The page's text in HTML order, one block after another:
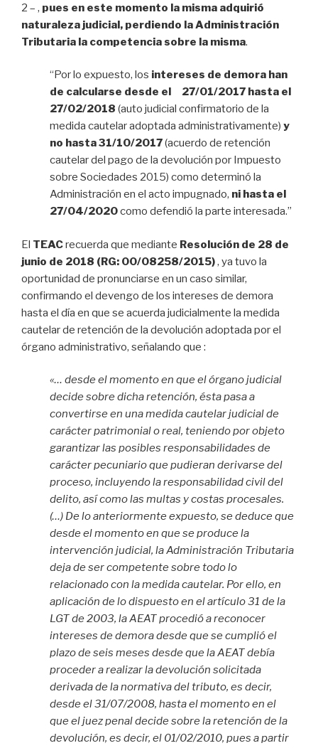
2 – , pues en este momento la misma adquirió
naturaleza judicial, perdiendo la Administración
Tributaria la competencia sobre la misma.
“Por lo expuesto, los intereses de demora han
de calcularse desde el 27/01/2017 hasta el
27/02/2018 (auto judicial confirmatorio de la
medida cautelar adoptada administrativamente) y
no hasta 31/10/2017(acuerdo de retención
cautelar del pago de la devolución por Impuesto
sobre Sociedades 2015) como determinó la
Administración en el acto impugnado, ni hasta el
27/04/2020como defendió la parte interesada.”
El TEACrecuerda que mediante Resolución de 28 de
junio de 2018 (RG: 00/08258/2015), ya tuvo la
oportunidad de pronunciarse en un caso similar,
confirmando el devengo de los intereses de demora
hasta el día en que se acuerda judicialmente la medida
cautelar de retención de la devolución adoptada por el
órgano administrativo, señalando que :
«… desde el momento en que el órgano judicial
decide sobre dicha retención, ésta pasa a
convertirse en una medida cautelar judicial de
carácter patrimonial o real, teniendo por objeto
garantizar las posibles responsabilidades de
carácter pecuniario que pudieran derivarse del
proceso, incluyendo la responsabilidad civil del
delito, así como las multas y costas procesales.
(…) De lo anteriormente expuesto, se deduce que
desde el momento en que se produce la
intervención judicial, la Administración Tributaria
deja de ser competente sobre todo lo
relacionado con la medida cautelar. Por ello, en
aplicación de lo dispuesto en el artículo 31 de la
LGT de 2003, la AEAT procedió a reconocer
intereses de demora desde que se cumplió el
plazo de seis meses desde que la AEAT debía
proceder a realizar la devolución solicitada
derivada de la normativa del tributo, es decir,
desde el 31/07/2008, hasta el momento en el
que el juez penal decide sobre la retención de la
devolución, es decir, el 01/02/2010, pues a partir